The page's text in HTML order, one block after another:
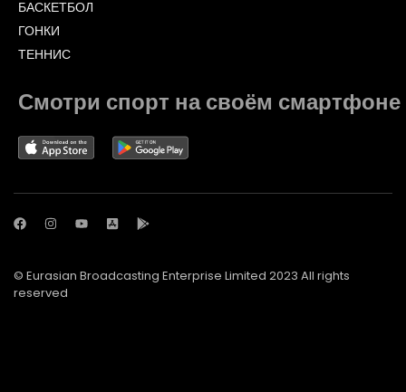
БАСКЕТБОЛ
ГОНКИ
ТЕННИС
Смотри спорт на своём смартфоне
© Eurasian Broadcasting Enterprise Limited 2023 All rights
reserved